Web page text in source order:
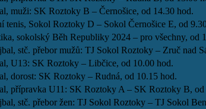
muži: SK Roztoky B – Černošice, od 14.30 hod.
tenis, Sokol Roztoky D – Sokol Černošice E, od
sokolský Běh Republiky 2024 – pro všechny, od
stč. přebor mužů: TJ Sokol Roztoky – Zruč nad
U13: SK Roztoky – Libčice, od 10.00 hod.
dorost: SK Roztoky – Rudná, od 10.15 hod.
přípravka U11: SK Roztoky A – SK Roztoky B, od
stč. přebor žen: TJ Sokol Roztoky – TJ Sokol